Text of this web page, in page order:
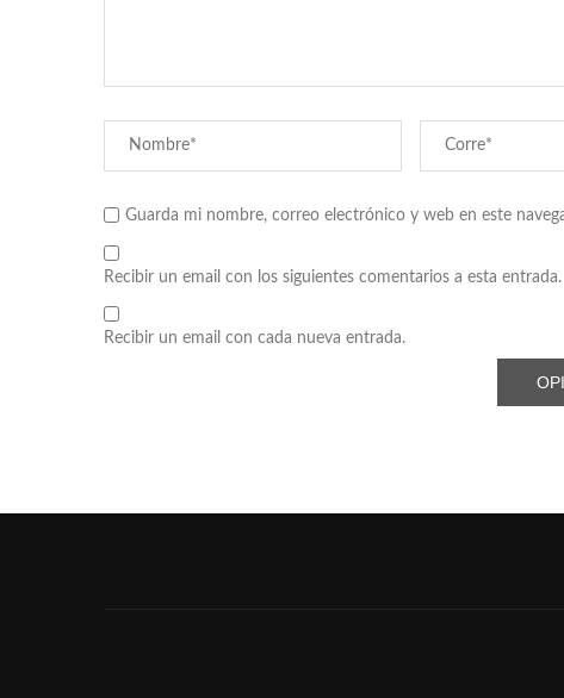
Guarda mi nombre, correo electrónico y web en este
Recibir un email con los siguientes comentarios a esta entrada.
Recibir un email con cada nueva entrada.